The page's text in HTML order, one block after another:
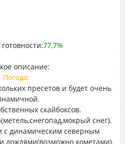
77,7%
описание:
Погода:
пресетов и будет очень
скайбоксов.
снег).
с динамическим северным
дождями(возможно кометами).